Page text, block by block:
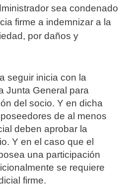
sea condenado
firme a indemnizar a la
por daños y
seguir inicia con la
Junta General para
del socio. Y en dicha
de al menos
deben aprobar la
Y en el caso que el
una participación
se requiere
firme.